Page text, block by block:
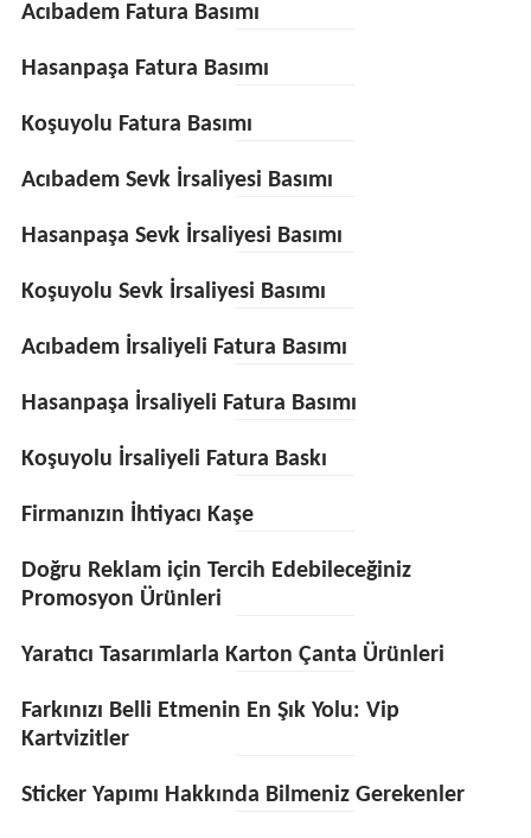
Acıbadem Fatura Basımı
Hasanpaşa Fatura Basımı
Koşuyolu Fatura Basımı
Acıbadem Sevk İrsaliyesi Basımı
Hasanpaşa Sevk İrsaliyesi Basımı
Koşuyolu Sevk İrsaliyesi Basımı
Acıbadem İrsaliyeli Fatura Basımı
Hasanpaşa İrsaliyeli Fatura Basımı
Koşuyolu İrsaliyeli Fatura Baskı
Firmanızın İhtiyacı Kaşe
Doğru Reklam için Tercih Edebileceğiniz
Promosyon Ürünleri
Yaratıcı Tasarımlarla Karton Çanta Ürünleri
Farkınızı Belli Etmenin En Şık Yolu: Vip
Kartvizitler
Sticker Yapımı Hakkında Bilmeniz Gerekenler